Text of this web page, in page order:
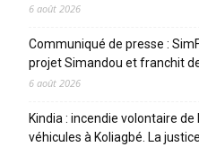
6 août 2026
Communiqué de presse :
projet Simandou et franchit
6 août 2026
Kindia : incendie volontaire
véhicules à Koliagbé. La